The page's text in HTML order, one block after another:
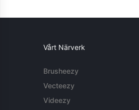
Vårt Närverk
Brusheezy
Vecteezy
Videezy